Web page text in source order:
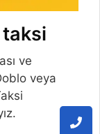
taksi
ve
veya